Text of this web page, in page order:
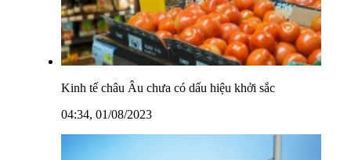
Kinh tế châu Âu chưa có dấu hiệu khởi sắc
04:34, 01/08/2023